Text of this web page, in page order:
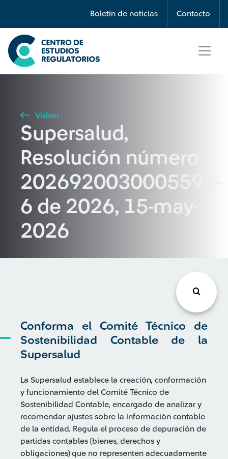
Boletín de noticias Contacto
Búsqueda
Seleccione país
Buscar
Volver
Supersalud,
Resolución número
2026920030005593-
6 de 2026, 15-may-
2026
Conforma el Comité Técnico de
Sostenibilidad Contable de la
Supersalud
La Supersalud establece la creación, conformación
y funcionamiento del Comité Técnico de
Sostenibilidad Contable, encargado de analizar y
recomendar ajustes sobre la información contable
de la entidad. Regula el proceso de depuración de
partidas contables (bienes, derechos y
obligaciones) que no representen adecuadamente